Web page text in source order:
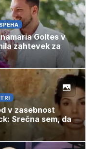
Goltes v
zahtevek za
v zasebnost
Srečna sem, da